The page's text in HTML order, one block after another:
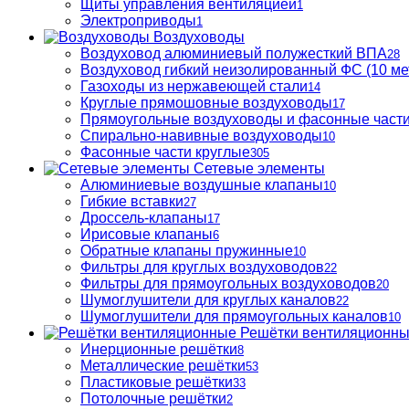
Щиты управления вентиляцией1
Электроприводы1
Воздуховоды
Воздуховод алюминиевый полужесткий ВПА28
Воздуховод гибкий неизолированный ФС (10
Газоходы из нержавеющей стали14
Круглые прямошовные воздуховоды17
Прямоугольные воздуховоды и фасонные части
Спирально-навивные воздуховоды10
Фасонные части круглые305
Сетевые элементы
Алюминиевые воздушные клапаны10
Гибкие вставки27
Дроссель-клапаны17
Ирисовые клапаны6
Обратные клапаны пружинные10
Фильтры для круглых воздуховодов22
Фильтры для прямоугольных воздуховодов20
Шумоглушители для круглых каналов22
Шумоглушители для прямоугольных каналов10
Решётки
Инерционные решётки8
Металлические решётки53
Пластиковые решётки33
Потолочные решётки2